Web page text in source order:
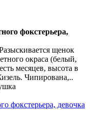
фокстерьера,
щенок
окраса (белый,
месяцев, высота в
Чипирована,..
фокстерьера, девочка